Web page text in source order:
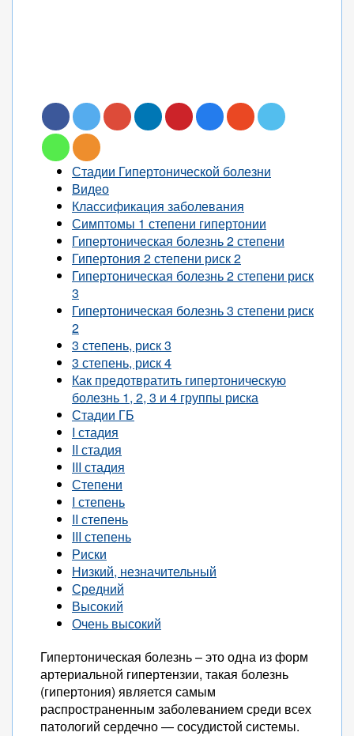
Стадии Гипертонической болезни
Видео
Классификация заболевания
Симптомы 1 степени гипертонии
Гипертоническая болезнь 2 степени
Гипертония 2 степени риск 2
Гипертоническая болезнь 2 степени риск
3
Гипертоническая болезнь 3 степени риск
2
3 степень, риск 3
3 степень, риск 4
Как предотвратить гипертоническую
болезнь 1, 2, 3 и 4 группы риска
Стадии ГБ
I стадия
II стадия
III стадия
Степени
I степень
II степень
III степень
Риски
Низкий, незначительный
Средний
Высокий
Очень высокий
Гипертоническая болезнь – это одна из форм
артериальной гипертензии, такая болезнь
(гипертония) является самым
распространенным заболеванием среди всех
патологий сердечно — сосудистой системы.